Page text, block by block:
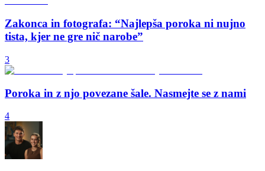
Zakonca in fotografa: “Najlepša poroka ni nujno
tista, kjer ne gre nič narobe”
3
Poroka in z njo povezane šale. Nasmejte se z nami
4